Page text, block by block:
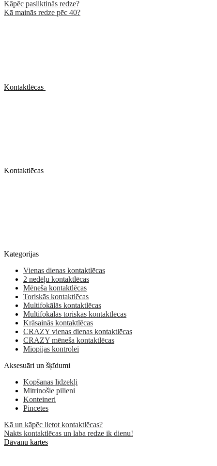
Kāpēc pasliktinās redze?
Kā mainās redze pēc 40?
Kontaktlēcas
Kontaktlēcas
Kategorijas
Vienas dienas kontaktlēcas
2 nedēļu kontaktlēcas
Mēneša kontaktlēcas
Toriskās kontaktlēcas
Multifokālās kontaktlēcas
Multifokālās toriskās kontaktlēcas
Krāsainās kontaktlēcas
CRAZY vienas dienas kontaktlēcas
CRAZY mēneša kontaktlēcas
Miopijas kontrolei
Aksesuāri un šķīdumi
Kopšanas līdzekļi
Mitrinošie pilieni
Konteineri
Pincetes
Kā un kāpēc lietot kontaktlēcas?
Nakts kontaktlēcas un laba redze ik dienu!
Dāvanu kartes